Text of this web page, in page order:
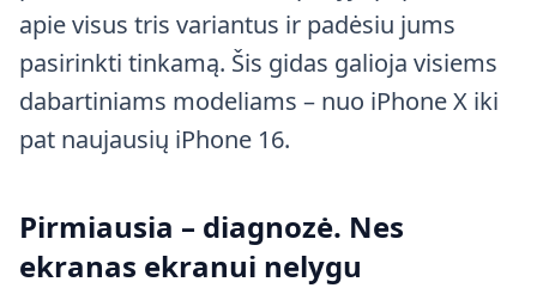
apie visus tris variantus ir padėsiu jums
pasirinkti tinkamą. Šis gidas galioja visiems
dabartiniams modeliams – nuo iPhone X iki
pat naujausių iPhone 16.
Pirmiausia – diagnozė. Nes
ekranas ekranui nelygu